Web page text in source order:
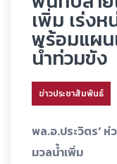
เพิ่ม เร่ง
พร้อมแผน
น้ำท่วมขัง
ข่าวประชาสัมพันธ์
พล.อ.ประวิตร’ ห่
มวลน้ำเพิ่ม